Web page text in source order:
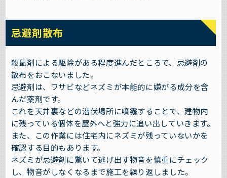
忌避剤散布
殺鼠剤による駆除がある程度進んだところで、忌避剤の
散布をおこないました。
忌避剤は、ワサビなどネズミが本能的に嫌がる成分を含
んだ薬剤です。
これを天井裏などの潜伏場所に噴霧することで、建物内
に残っている個体を屋外へと強力に追い出していきます。
また、この作業には住宅内にネズミが残っていないかを
確認する目的もあります。
ネズミが忌避剤に驚いて逃げ出す物音を慎重にチェック
し、物音がしなくなるまで施工を繰り返しました。